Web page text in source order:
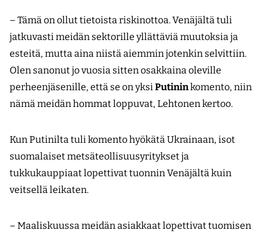
– Tämä on ollut tietoista riskinottoa. Venäjältä tuli
jatkuvasti meidän sektorille yllättäviä muutoksia ja
esteitä, mutta aina niistä aiemmin jotenkin selvittiin.
Olen sanonut jo vuosia sitten osakkaina oleville
perheenjäsenille, että se on yksiPutininkomento, niin
nämä meidän hommat loppuvat, Lehtonen kertoo.
Kun Putinilta tuli komento hyökätä Ukrainaan, isot
suomalaiset metsäteollisuusyritykset ja
tukkukauppiaat lopettivat tuonnin Venäjältä kuin
veitsellä leikaten.
– Maaliskuussa meidän asiakkaat lopettivat tuomisen